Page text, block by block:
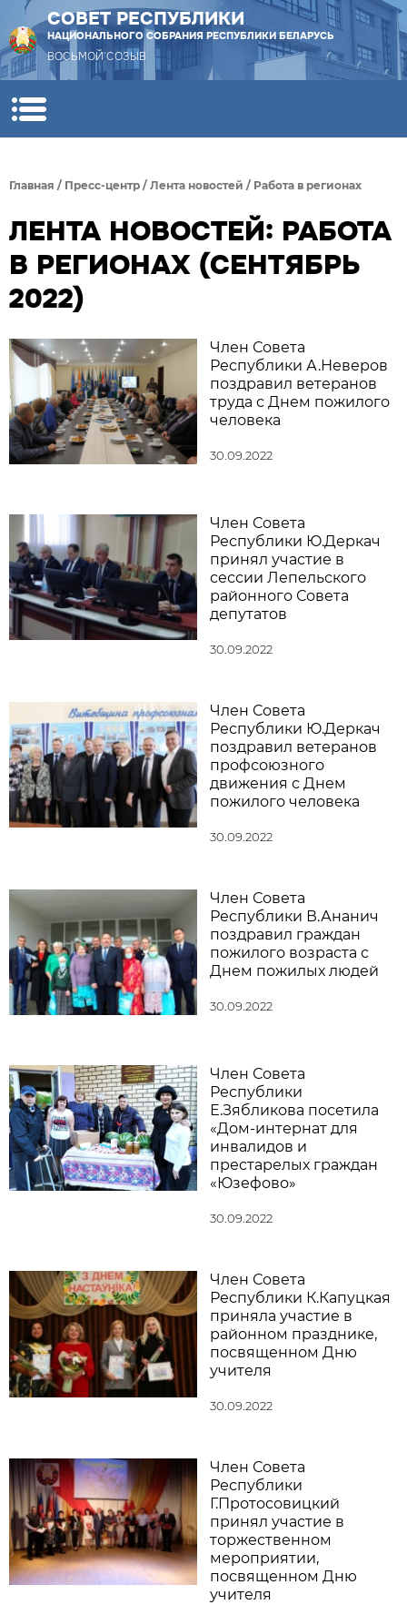
СОВЕТ РЕСПУБЛИКИ
НАЦИОНАЛЬНОГО СОБРАНИЯ РЕСПУБЛИКИ БЕЛАРУСЬ
ВОСЬМОЙ СОЗЫВ
Главная / Пресс-центр / Лента новостей / Работа в регионах
ЛЕНТА НОВОСТЕЙ: РАБОТА
В РЕГИОНАХ (СЕНТЯБРЬ
2022)
Член Совета
Республики А.Неверов
поздравил ветеранов
труда с Днем пожилого
человека
30.09.2022
Член Совета
Республики Ю.Деркач
принял участие в
сессии Лепельского
районного Совета
депутатов
30.09.2022
Член Совета
Республики Ю.Деркач
поздравил ветеранов
профсоюзного
движения с Днем
пожилого человека
30.09.2022
Член Совета
Республики В.Ананич
поздравил граждан
пожилого возраста с
Днем пожилых людей
30.09.2022
Член Совета
Республики
Е.Зябликова посетила
«Дом-интернат для
инвалидов и
престарелых граждан
«Юзефово»
30.09.2022
Член Совета
Республики К.Капуцкая
приняла участие в
районном празднике,
посвященном Дню
учителя
30.09.2022
Член Совета
Республики
Г.Протосовицкий
принял участие в
торжественном
мероприятии,
посвященном Дню
учителя